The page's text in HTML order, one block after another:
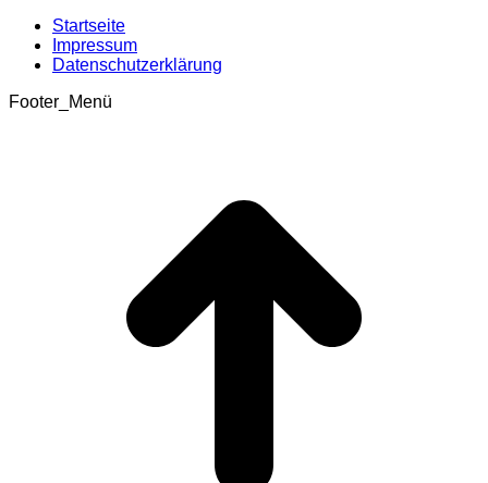
Startseite
Impressum
Datenschutzerklärung
Footer_Menü